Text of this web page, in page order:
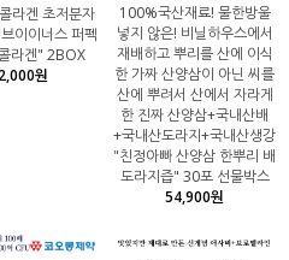
라겐 초저분자
이이너스 퍼펙
라겐" 2BOX
원
100%국산재료! 물한방울
넣지 않은! 비닐하우스에서
재배하고 뿌리를 산에 이식
한 가짜 산양삼이 아닌 씨를
산에 뿌려서 산에서 자라게
한 진짜 산양삼+국내산배
+국내산도라지+국내산생강
"친정아빠 산양삼 한뿌리 배
도라지즙" 30포 선물박스
54,900원